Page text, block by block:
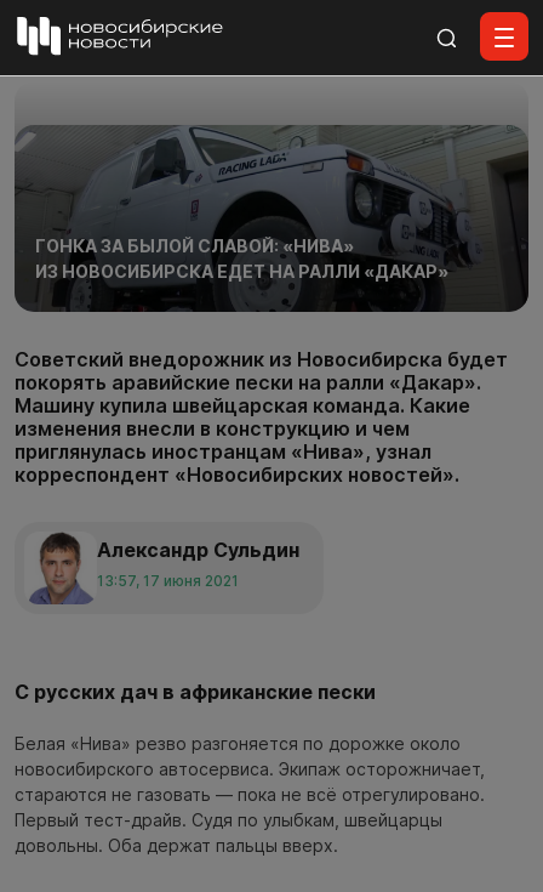
ГОНКА ЗА БЫЛОЙ СЛАВОЙ: «НИВА»
ИЗ НОВОСИБИРСКА ЕДЕТ НА РАЛЛИ «ДАКАР»
Советский внедорожник из Новосибирска будет
покорять аравийские пески на ралли «Дакар».
Машину купила швейцарская команда. Какие
изменения внесли в конструкцию и чем
приглянулась иностранцам «Нива», узнал
корреспондент «Новосибирских новостей».
Александр Сульдин
13:57, 17 июня 2021
С русских дач в африканские пески
Белая «Нива» резво разгоняется по дорожке около
новосибирского автосервиса. Экипаж осторожничает,
стараются не газовать — пока не всё отрегулировано.
Первый тест-драйв. Судя по улыбкам, швейцарцы
довольны. Оба держат пальцы вверх.